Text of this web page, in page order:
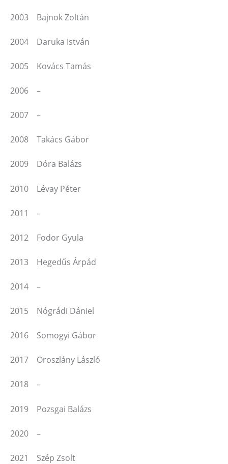
2003 Bajnok Zoltán
2004 Daruka István
2005 Kovács Tamás
2006 –
2007 –
2008 Takács Gábor
2009 Dóra Balázs
2010 Lévay Péter
2011 –
2012 Fodor Gyula
2013 Hegedűs Árpád
2014 –
2015 Nógrádi Dániel
2016 Somogyi Gábor
2017 Oroszlány László
2018 –
2019 Pozsgai Balázs
2020 –
2021 Szép Zsolt